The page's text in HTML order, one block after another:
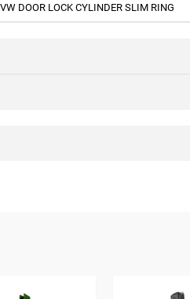
VW DOOR LOCK CYLINDER SLIM RING